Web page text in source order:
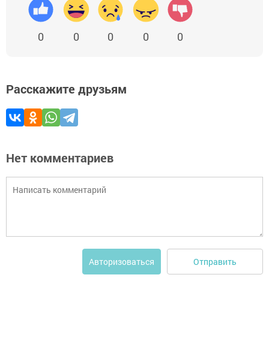
0 0 0 0 0
Расскажите друзьям
Нет комментариев
Авторизоваться Отправить